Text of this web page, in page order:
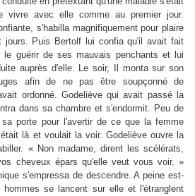
avec elle comme au premier jour.
s'habilla magnifiquement pour plaire
jours. Puis Bertolf lui confia qu'il avait fait
le guérir de ses mauvais penchants et lui
auprès d'elle. Le soir, Il monta sur son
afin de ne pas être soupçonné de
ordonné. Godeliève qui avait passé la
dans sa chambre et s'endormit. Peu de
porte pour l'avertir de ce que la femme
là et voulait la voir. Godeliève ouvre la
« Non madame, dirent les scélérats,
cheveux épars qu'elle veut vous voir. »
s'empressa de descendre. A peine est-
se lancent sur elle et l'étranglent